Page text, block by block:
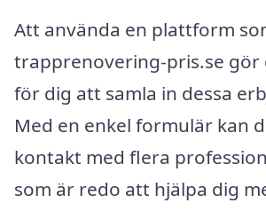
Att använda en plattform
trapprenovering-pris.se gör
för dig att samla in dessa
Med en enkel formulär kan
kontakt med flera
som är redo att hjälpa dig